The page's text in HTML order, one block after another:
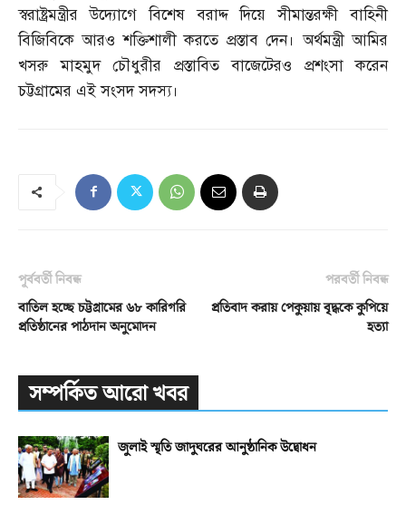
স্বরাষ্ট্রমন্ত্রীর উদ্যোগে বিশেষ বরাদ্দ দিয়ে সীমান্তরক্ষী বাহিনী
বিজিবিকে আরও শক্তিশালী করতে প্রস্তাব দেন। অর্থমন্ত্রী আমির
খসরু মাহমুদ চৌধুরীর প্রস্তাবিত বাজেটেরও প্রশংসা করেন
চট্টগ্রামের এই সংসদ সদস্য।
পূর্ববর্তী নিবন্ধ
বাতিল হচ্ছে চট্টগ্রামের ৬৮ কারিগরি
প্রতিষ্ঠানের পাঠদান অনুমোদন
পরবর্তী নিবন্ধ
প্রতিবাদ করায় পেকুয়ায় বৃদ্ধকে কুপিয়ে
হত্যা
সম্পর্কিত আরো খবর
জুলাই স্মৃতি জাদুঘরের আনুষ্ঠানিক উদ্বোধন